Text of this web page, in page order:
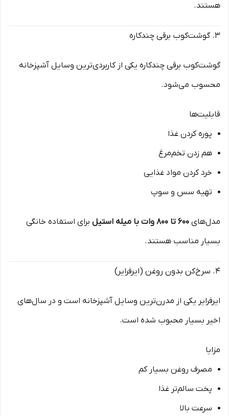
هستند.
۳. گوشت‌کوب برقی چندکاره
گوشت‌کوب برقی چندکاره یکی از کاربردی‌ترین وسایل آشپزخانه
محسوب می‌شود.
قابلیت‌ها
پوره کردن غذا
هم زدن تخم‌مرغ
خرد کردن مواد غذایی
تهیه سس و سوپ
مدل‌های ۶۰۰ تا ۸۰۰ وات با میله استیل
برای استفاده خانگی
بسیار مناسب هستند.
۴. سرخ‌کن بدون روغن (ایرفرایر)
ایرفرایر یکی از مدرن‌ترین وسایل آشپزخانه است و در سال‌های
اخیر بسیار محبوب شده است.
مزایا
مصرف روغن بسیار کم
پخت سالم‌تر غذا
سرعت بالا